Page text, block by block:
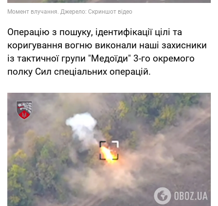
Операцію з пошуку, ідентифікації цілі та
коригування вогню виконали наші захисники
із тактичної групи "Медоїди" 3-го окремого
полку Сил спеціальних операцій.